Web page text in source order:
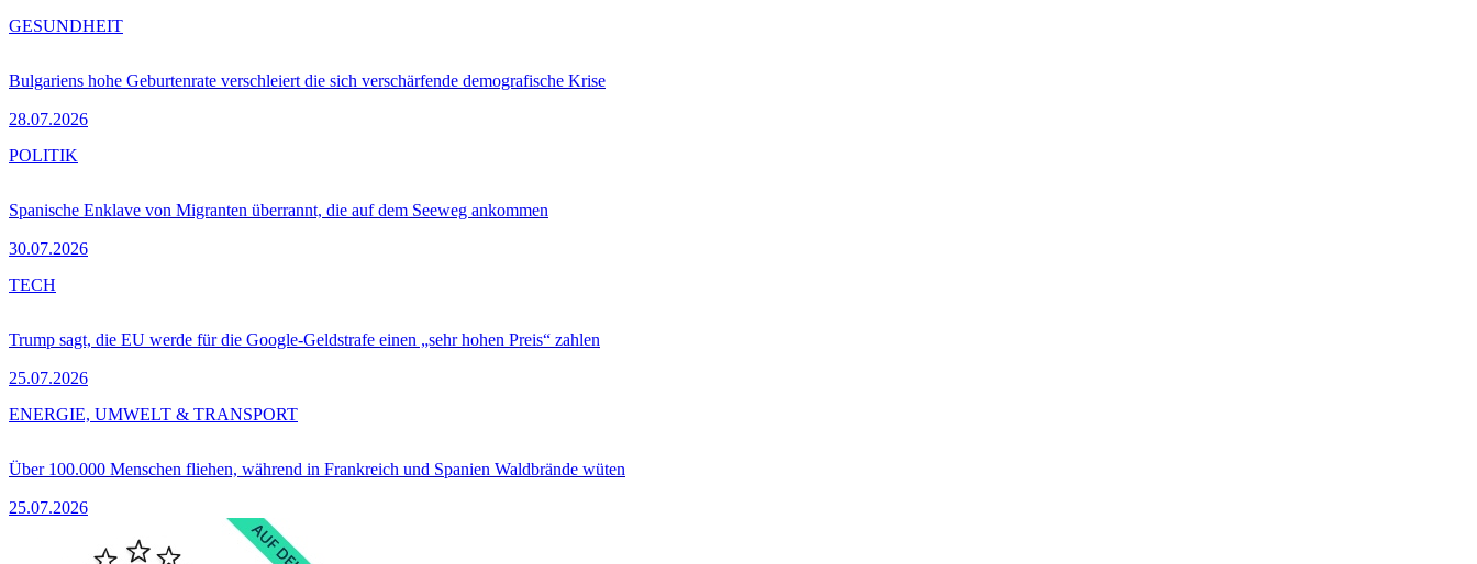
Bulgariens hohe Geburtenrate verschleiert die sich verschärfende demografische Krise
28.07.2026
GESUNDHEIT
Spanische Enklave von Migranten überrannt, die auf dem Seeweg ankommen
30.07.2026
POLITIK
Trump sagt, die EU werde für die Google-Geldstrafe einen „sehr hohen Preis“ zahlen
25.07.2026
TECH
Über 100.000 Menschen fliehen, während in Frankreich und Spanien Waldbrände wüten
25.07.2026
ENERGIE, UMWELT & TRANSPORT